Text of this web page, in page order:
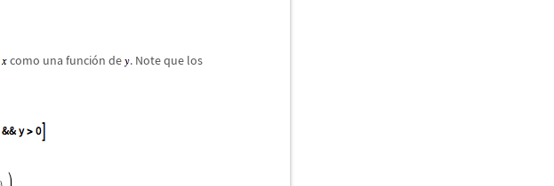
como una función de . Note que los